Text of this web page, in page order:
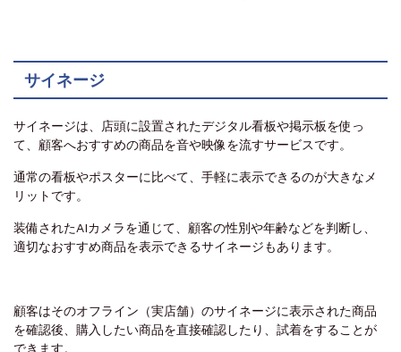
サイネージ
サイネージは、店頭に設置されたデジタル看板や掲示板を使っ
て、顧客へおすすめの商品を音や映像を流すサービスです。
通常の看板やポスターに比べて、手軽に表示できるのが大きなメ
リットです。
装備されたAIカメラを通じて、顧客の性別や年齢などを判断し、
適切なおすすめ商品を表示できるサイネージもあります。
顧客はそのオフライン（実店舗）のサイネージに表示された商品
を確認後、購入したい商品を直接確認したり、試着をすることが
できます。